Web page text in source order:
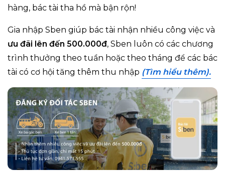
hàng, bác tài tha hồ mà bận rộn!
Gia nhập Sben giúp bác tài nhận nhiều công việc và
ưu đãi lên đến 500.000đ, Sben luôn có các chương
trình thưởng theo tuần hoặc theo tháng để các bác
tài có cơ hội tăng thêm thu nhập (Tìm hiểu thêm).